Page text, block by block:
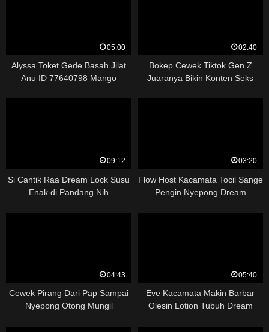
05:00
Alyssa Toket Gede Basah Jilat
Anu ID 77640798 Mango
02:40
Bokep Cewek Tiktok Gen Z
Juaranya Bikin Konten Seks
09:12
Si Cantik Raa Dream Lock Susu
Enak di Pandang Nih
03:20
Flow Host Kacamata Tocil Sange
Pengin Nyepong Dream
04:43
Cewek Pirang Dari Pap Sampai
Nyepong Otong Mungil
05:40
Eve Kacamata Makin Barbar
Olesin Lotion Tubuh Dream